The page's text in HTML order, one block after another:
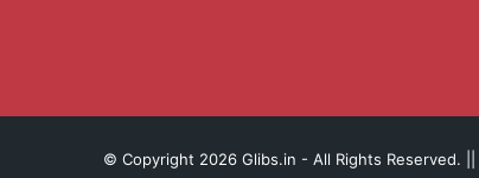
© Copyright 2026 Glibs.in - All Rights Reserved. ||